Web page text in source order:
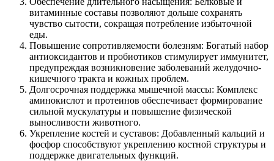
витаминные составы позволяют дольше сохранять
чувство сытости, сокращая потребление избыточной
еды.
Повышение сопротивляемости болезням: Богатый набор
антиоксидантов и пробиотиков стимулирует иммунитет,
предупреждая возникновение заболеваний желудочно-
кишечного тракта и кожных проблем.
Долгосрочная поддержка мышечной массы: Комплекс
аминокислот и протеинов обеспечивает формирование
сильной мускулатуры и повышение физической
выносливости животного.
Укрепление костей и суставов: Добавленный кальций и
фосфор способствуют укреплению костной структуры и
поддержке двигательных функций.